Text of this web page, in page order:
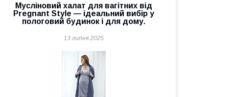
Мусліновий халат для вагітних від
Pregnant Style — ідеальний вибір у
пологовий будинок і для дому.
13 липня 2025